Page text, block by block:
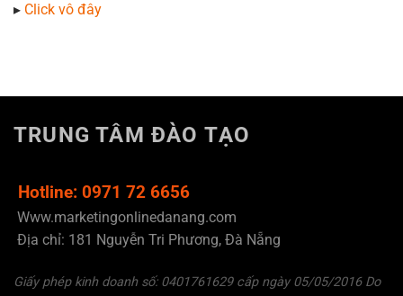
▸ Click vô đây
TRUNG TÂM ĐÀO TẠO
Hotline: 0971 72 6656
Www.marketingonlinedanang.com
Địa chỉ: 181 Nguyễn Tri Phương, Đà Nẵng
Giấy phép kinh doanh số: 0401761629 cấp ngày 05/05/2016 Do